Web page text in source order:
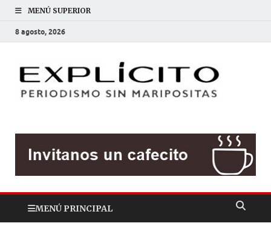
MENÚ SUPERIOR
8 agosto, 2026
MENÚ PRINCIPAL